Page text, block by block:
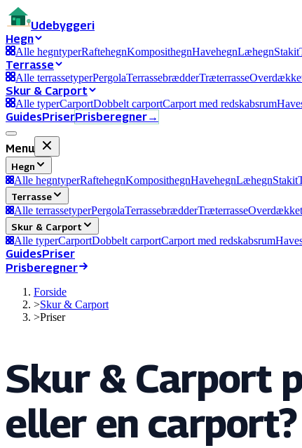
Udebyggeri
Hegn
Alle hegntyperRaftehegnKomposithegnHavehegnLæhegnStakit
Terrasse
Alle terrassetyperPergolaTerrassebrædderTræterrasse
Skur & Carport
Alle typerCarportDobbelt carportCarport med redskabsrum
GuidesPriserPrisberegner→
Menu
Hegn
Alle hegntyperRaftehegnKomposithegnHavehegnLæhegnStakit
Terrasse
Alle terrassetyperPergolaTerrassebrædderTræterrasse
Skur & Carport
Alle typerCarportDobbelt carportCarport med redskabsrum
GuidesPriser
Prisberegner
Forside
>Skur & Carport
>Priser
Skur & Carport
eller en carport?